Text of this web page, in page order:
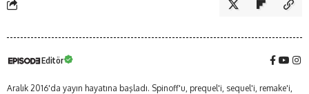
Editör
Aralık 2016'da yayın hayatına başladı. Spinoff'u, prequel'i, sequel'i, remake'i,